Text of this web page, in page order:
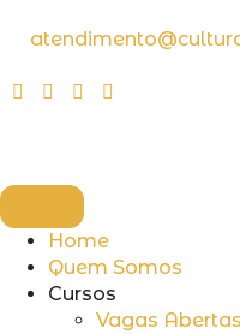
Home
Quem Somos
Cursos
Vagas Abertas